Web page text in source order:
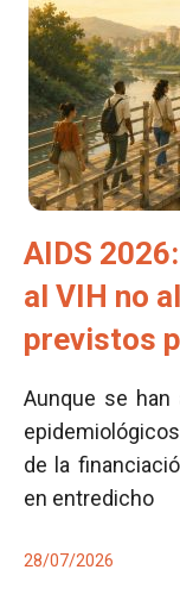
AIDS
al VIH no
previstos
Aunque se han
de la
en entredicho
28/07/2026